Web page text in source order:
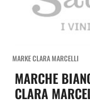
MARKE CLARA MARCELLI
MARCHE
CLARA